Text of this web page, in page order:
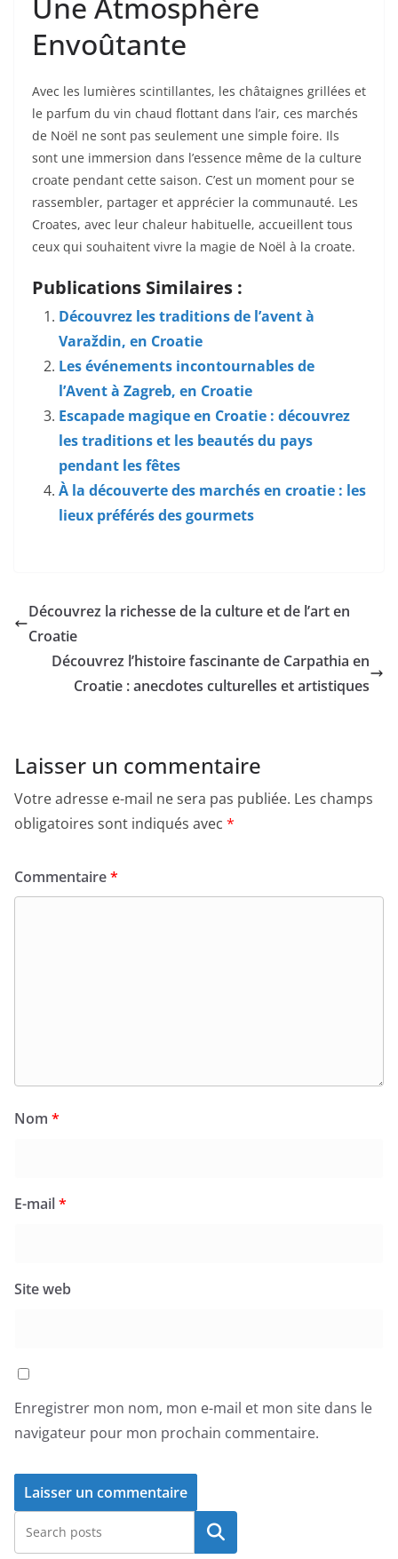
Une Atmosphère
Envoûtante
Avec les lumières scintillantes, les châtaignes grillées et
le parfum du vin chaud flottant dans l’air, ces marchés
de Noël ne sont pas seulement une simple foire. Ils
sont une immersion dans l’essence même de la culture
croate pendant cette saison. C’est un moment pour se
rassembler, partager et apprécier la communauté. Les
Croates, avec leur chaleur habituelle, accueillent tous
ceux qui souhaitent vivre la magie de Noël à la croate.
Publications Similaires :
Découvrez les traditions de l’avent à
Varaždin, en Croatie
Les événements incontournables de
l’Avent à Zagreb, en Croatie
Escapade magique en Croatie : découvrez
les traditions et les beautés du pays
pendant les fêtes
À la découverte des marchés en croatie : les
lieux préférés des gourmets
Découvrez la richesse de la culture et de l’art en
Croatie
Découvrez l’histoire fascinante de Carpathia en
Croatie : anecdotes culturelles et artistiques
Laisser un commentaire
Votre adresse e-mail ne sera pas publiée. Les champs
obligatoires sont indiqués avec *
Commentaire*
Nom *
E-mail*
Site web
Enregistrer mon nom, mon e-mail et mon site dans le
navigateur pour mon prochain commentaire.
Rechercher